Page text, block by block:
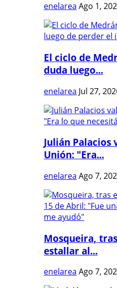
enelarea Ago 1,
El ciclo de
duda luego...
enelarea Jul 27,
Julián
Unión: "Era...
enelarea Ago 7,
Mosqueira,
estallar al...
enelarea Ago 7,